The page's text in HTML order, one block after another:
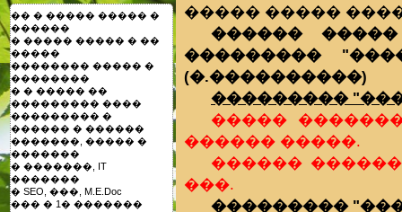
�� � ����� ����� �
������
� ����� ����� � ��
�����
�������� ����� �
��������
� � ����� ��
��������� ����
��������� �
������ � ������
�������, ����� �
�������
� �������, IT
�������
� SEO, ���, M.E.Doc
��� � 1� �������
����� �����
������
���������
(�.����������)
���������
�����
������ �����.
������
���.
���������